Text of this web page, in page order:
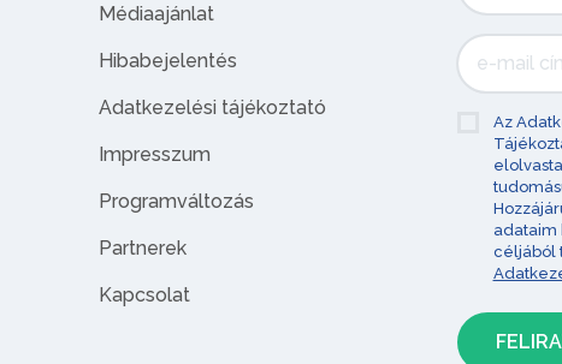
Médiaajánlat
Hibabejelentés
Adatkezelési tájékoztató
Impresszum
Programváltozás
Partnerek
Kapcsolat
Az
adataim
céljából